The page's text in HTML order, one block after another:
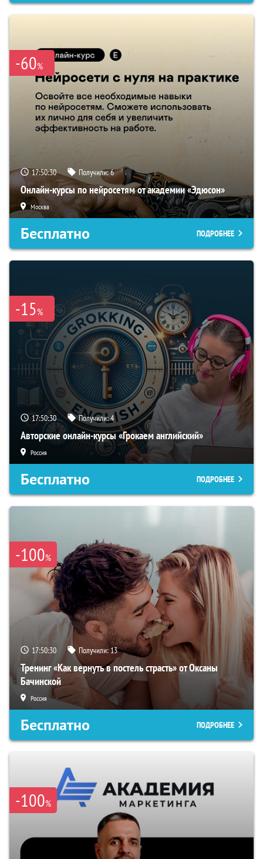
-60%
17:50:30 Получили:6
Онлайн-курсы по нейросетям от академии «Эдюсон»
Москва
Бесплатно ПОДРОБНЕЕ
-15%
17:50:30 Получили:4
Авторские онлайн-курсы «Грокаем английский»
Россия
Бесплатно ПОДРОБНЕЕ
-100%
17:50:30 Получили:13
Тренинг «Как вернуть в постель страсть» от Оксаны
Бачинской
Россия
Бесплатно ПОДРОБНЕЕ
-100%